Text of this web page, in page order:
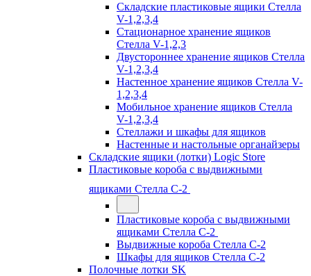
Складские пластиковые ящики Стелла
V-1,2,3,4
Стационарное хранение ящиков
Стелла V-1,2,3
Двустороннее хранение ящиков Стелла
V-1,2,3,4
Настенное хранение ящиков Стелла V-
1,2,3,4
Мобильное хранение ящиков Стелла
V-1,2,3,4
Стеллажи и шкафы для ящиков
Настенные и настольные органайзеры
Складские ящики (лотки) Logiс Store
Пластиковые короба с выдвижными
ящиками Стелла С-2
Пластиковые короба с выдвижными
ящиками Стелла С-2
Выдвижные короба Стелла С-2
Шкафы для ящиков Стелла С-2
Полочные лотки SK